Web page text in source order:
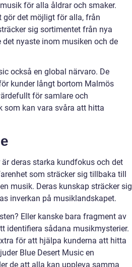
för alla åldrar och smaker.
gör det möjligt för alla, från
sig sortimentet från nya
nyaste inom musiken och de
också en global närvaro. De
kunder långt bortom Malmös
för samlare och
som kan vara svåra att hitta
deras starka kundfokus och det
som sträcker sig tillbaka till
musik. Deras kunskap sträcker sig
inverkan på musiklandskapet.
Eller kanske bara fragment av
identifiera sådana musikmysterier.
för att hjälpa kunderna att hitta
Blue Desert Music en
de att alla kan uppleva samma